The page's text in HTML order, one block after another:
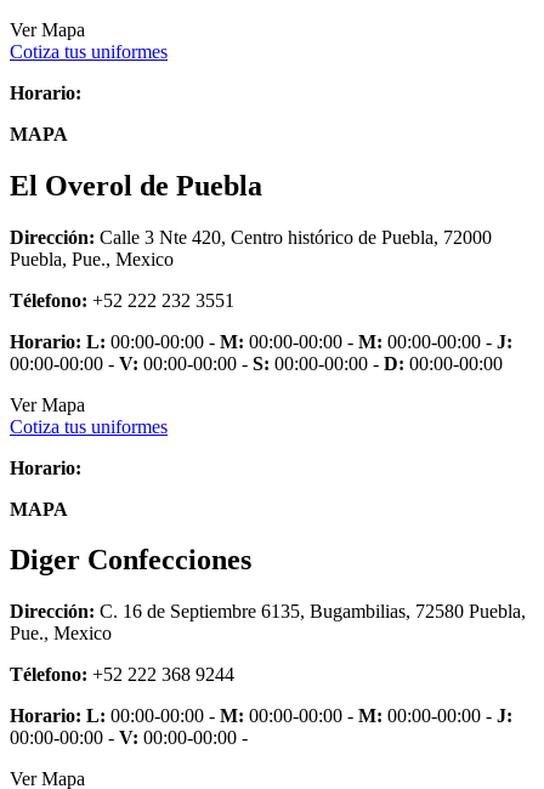
Ver Mapa
Cotiza tus uniformes
Horario:
MAPA
El Overol de Puebla
Dirección: Calle 3 Nte 420, Centro histórico de Puebla, 72000
Puebla, Pue., Mexico
Télefono: +52 222 232 3551
Horario: L: 00:00-00:00 - M: 00:00-00:00 - M: 00:00-00:00 - J:
00:00-00:00 - V: 00:00-00:00 - S: 00:00-00:00 - D: 00:00-00:00
Ver Mapa
Cotiza tus uniformes
Horario:
MAPA
Diger Confecciones
Dirección: C. 16 de Septiembre 6135, Bugambilias, 72580 Puebla,
Pue., Mexico
Télefono: +52 222 368 9244
Horario: L: 00:00-00:00 - M: 00:00-00:00 - M: 00:00-00:00 - J:
00:00-00:00 - V: 00:00-00:00 -
Ver Mapa